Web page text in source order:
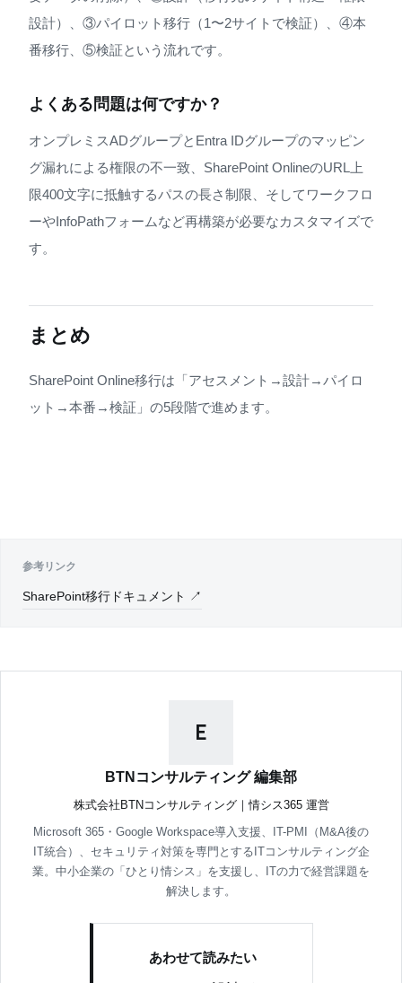
設計）、③パイロット移行（1〜2サイトで検証）、④本
番移行、⑤検証という流れです。
よくある問題は何ですか？
オンプレミスADグループとEntra IDグループのマッピン
グ漏れによる権限の不一致、SharePoint OnlineのURL上
限400文字に抵触するパスの長さ制限、そしてワークフロ
ーやInfoPathフォームなど再構築が必要なカスタマイズで
す。
まとめ
SharePoint Online移行は「アセスメント→設計→パイロ
ット→本番→検証」の5段階で進めます。
参考リンク
SharePoint移行ドキュメント ↗
E
BTNコンサルティング 編集部
株式会社BTNコンサルティング｜情シス365 運営
Microsoft 365・Google Workspace導入支援、IT-PMI（M&A後の
IT統合）、セキュリティ対策を専門とするITコンサルティング企
業。中小企業の「ひとり情シス」を支援し、ITの力で経営課題を
解決します。
あわせて読みたい